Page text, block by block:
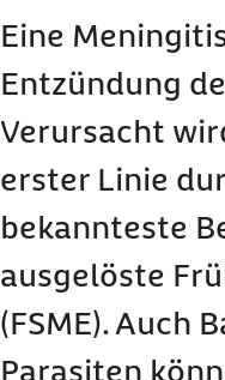
Welche
Wie verläuft eine
Diagnostik:
Therapie: Wie
Welche
Wie kann man
Eine
Entzündung
Verursacht
erster Linie
bekannteste
ausgelöste
(FSME). Auch
Parasiten